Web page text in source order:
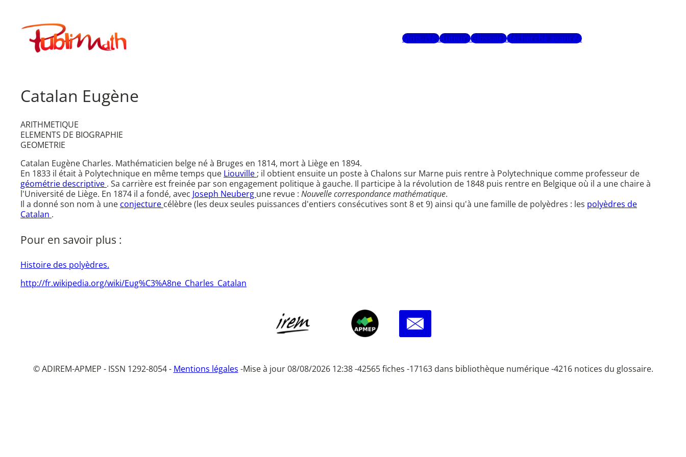
contenuPublimath
Mots-clésAuteursGlossaireRecherche avancée
Catalan Eugène
ARITHMETIQUE
ELEMENTS DE BIOGRAPHIE
GEOMETRIE
Catalan Eugène Charles. Mathématicien belge né à Bruges en 1814, mort à Liège en 1894.
En 1833 il était à Polytechnique en même temps que Liouville ; il obtient ensuite un poste à Chalons sur Marne puis rentre à Polytechnique comme professeur de
géométrie descriptive . Sa carrière est freinée par son engagement politique à gauche. Il participe à la révolution de 1848 puis rentre en Belgique où il a une chaire à
l'Université de Liège. En 1874 il a fondé, avec Joseph Neuberg une revue : Nouvelle correspondance mathématique.
Il a donné son nom à une conjecture célèbre (les deux seules puissances d'entiers consécutives sont 8 et 9) ainsi qu'à une famille de polyèdres : les polyèdres de
Catalan .
Pour en savoir plus :
Histoire des polyèdres.
http://fr.wikipedia.org/wiki/Eug%C3%A8ne_Charles_Catalan
© ADIREM-APMEP - ISSN 1292-8054 - Mentions légales -Mise à jour 08/08/2026 12:38 -42565 fiches -17163 dans bibliothèque numérique -4216 notices du glossaire.